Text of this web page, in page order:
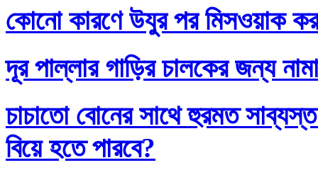
কোনো কারণে উযুর পর মিসওয়াক
দূর পাল্লার গাড়ির চালকের জন্য
চাচাতো বোনের সাথে হুরমত
বিয়ে হতে পারবে?